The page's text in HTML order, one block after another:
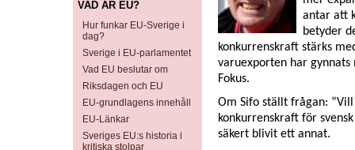
VAD ÄR EU?
Hur funkar EU-Sverige i
dag?
Sverige i EU-parlamentet
Vad EU beslutar om
Riksdagen och EU
EU-grundlagens innehåll
EU-Länkar
Sveriges EU:s historia i
kritiska stolpar
antar att
betyder
konkurrenskraft stärks
varuexporten har
Fokus.
Om Sifo ställt frågan:
konkurrenskraft för
säkert blivit ett annat.